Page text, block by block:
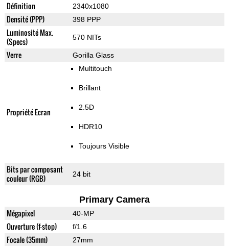
Définition 2340x1080
Densité (PPP) 398 PPP
Luminosité Max.
(Specs)
570 NITs
Verre Gorilla Glass
Propriété Ecran
Multitouch
Brillant
2.5D
HDR10
Toujours Visible
Bits par composant
couleur (RGB)
24 bit
Primary Camera
Mégapixel 40-MP
Ouverture (f-stop) f/1.6
Focale (35mm) 27mm